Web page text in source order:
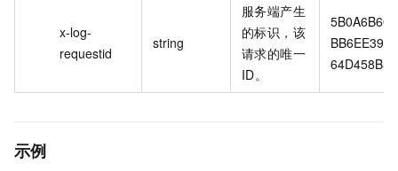
x-log-
requestid
string
服务端产生
的标识，该
请求的唯一
ID。
5B0A6B60
BB6EE397
64D458B5
示例